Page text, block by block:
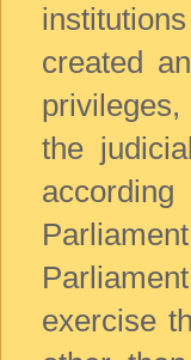
created
the
exercise